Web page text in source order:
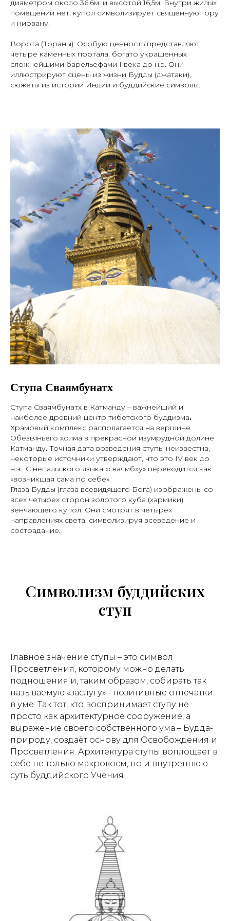
диаметром около 36,6м. и высотой 16,5м. Внутри жилых
помещений нет, купол символизирует священную гору
и нирвану.
Ворота (Тораны): Особую ценность представляют
четыре каменных портала, богато украшенных
сложнейшими барельефами I века до н.э. Они
иллюстрируют сцены из жизни Будды (джатаки),
сюжеты из истории Индии и буддийские символы.
Ступа Сваямбунатх
Ступа Сваямбунатх в Катманду – важнейший и
наиболее древний центр тибетского буддизма.
Храмовый комплекс располагается на вершине
Обезьяньего холма в прекрасной изумрудной долине
Катманду. Точная дата возведения ступы неизвестна,
некоторые источники утверждают, что это IV век до
н.э.. С непальского языка «сваямбху» переводится как
«возникшая сама по себе».
Глаза Будды (глаза всевидящего Бога) изображены со
всех четырех сторон золотого куба (хармики),
венчающего купол. Они смотрят в четырех
направлениях света, символизируя всеведение и
сострадание.
Символизм буддийских
ступ
Главное значение ступы – это символ
Просветления, которому можно делать
подношения и, таким образом, собирать так
называемую «заслугу» - позитивные отпечатки
в уме. Так тот, кто воспринимает ступу не
просто как архитектурное сооружение, а
выражение своего собственного ума – Будда-
природу, создаёт основу для Освобождения и
Просветления. Архитектура ступы воплощает в
себе не только макрокосм, но и внутреннюю
суть буддийского Учения